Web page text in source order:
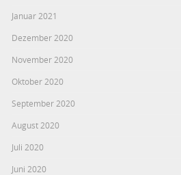
Januar 2021
Dezember 2020
November 2020
Oktober 2020
September 2020
August 2020
Juli 2020
Juni 2020